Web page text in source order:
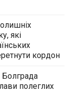
які
кордон
Болграда
полеглих